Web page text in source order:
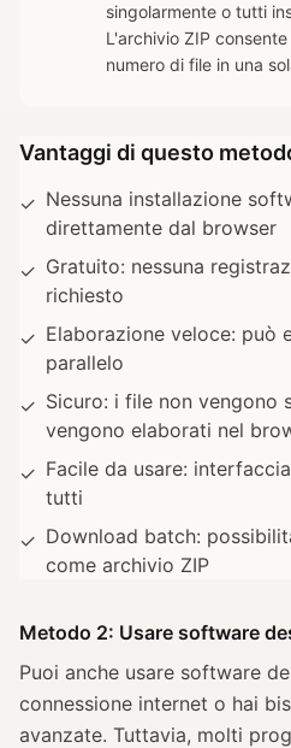
singolarmente o tutti
L'archivio ZIP
numero di file in una
Vantaggi di questo
✓ Nessuna installazione
direttamente dal browser
✓ Gratuito: nessuna
richiesto
✓ Elaborazione veloce: può
parallelo
✓ Sicuro: i file non vengono
vengono elaborati nel
✓ Facile da usare:
tutti
✓ Download batch:
come archivio ZIP
Metodo 2: Usare software
Puoi anche usare software
connessione internet o hai
avanzate. Tuttavia, molti